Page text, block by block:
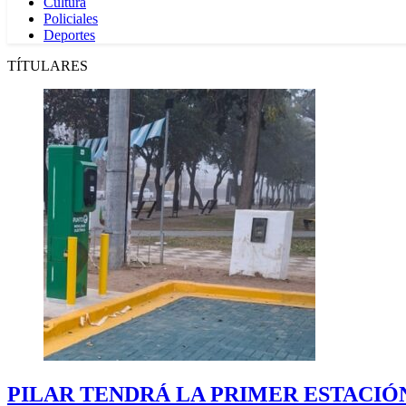
Policiales
Deportes
TÍTULARES
PILAR TENDRÁ LA PRIMER